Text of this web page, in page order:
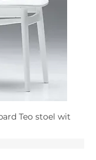
Teo stoel wit